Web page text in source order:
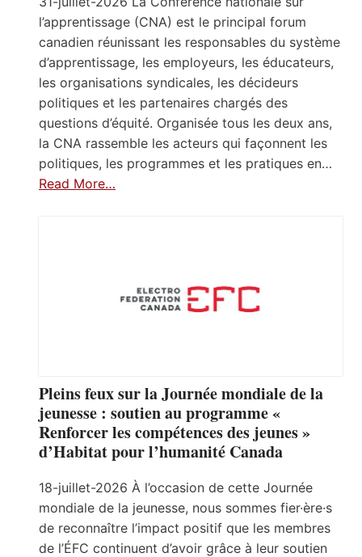
l’apprentissage (CNA) est le principal forum
canadien réunissant les responsables du système
d’apprentissage, les employeurs, les éducateurs,
les organisations syndicales, les décideurs
politiques et les partenaires chargés des
questions d’équité. Organisée tous les deux ans,
la CNA rassemble les acteurs qui façonnent les
politiques, les programmes et les pratiques en…
Read More…
Pleins feux sur la Journée mondiale de la
jeunesse : soutien au programme «
Renforcer les compétences des jeunes »
d’Habitat pour l’humanité Canada
18-juillet-2026 À l’occasion de cette Journée
mondiale de la jeunesse, nous sommes fier·ère·s
de reconnaître l’impact positif que les membres
de l’ÉFC continuent d’avoir grâce à leur soutien